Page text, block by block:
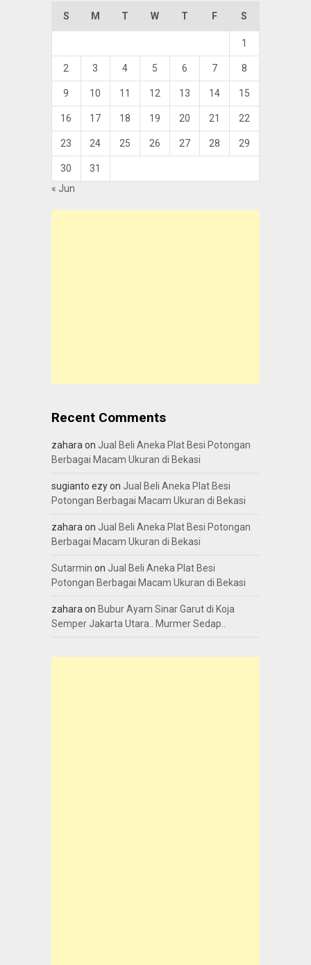
S M T W T F S
1
2 3 4 5 6 7 8
9 10 11 12 13 14 15
16 17 18 19 20 21 22
23 24 25 26 27 28 29
30
31
« Jun
Recent Comments
zahara on Jual Beli Aneka Plat Besi Potongan
Berbagai Macam Ukuran di Bekasi
sugianto ezyon Jual Beli Aneka Plat Besi
Potongan Berbagai Macam Ukuran di Bekasi
zahara on Jual Beli Aneka Plat Besi Potongan
Berbagai Macam Ukuran di Bekasi
Sutarmin on Jual Beli Aneka Plat Besi
Potongan Berbagai Macam Ukuran di Bekasi
zahara on Bubur Ayam Sinar Garut di Koja
Semper Jakarta Utara.. Murmer Sedap..